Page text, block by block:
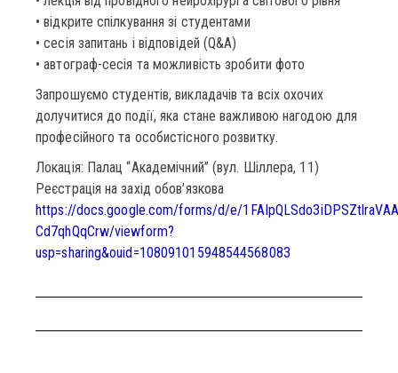
• відкрите спілкування зі студентами
• сесія запитань і відповідей (Q&A)
• автограф-сесія та можливість зробити фото
Запрошуємо студентів, викладачів та всіх охочих
долучитися до події, яка стане важливою нагодою для
професійного та особистісного розвитку.
Локація: Палац “Академічний” (вул. Шіллера, 11)
Реєстрація на захід обов’язкова
https://docs.google.com/forms/d/e/
Cd7qhQqCrw/viewform?
usp=sharing&ouid=108091015948544568083